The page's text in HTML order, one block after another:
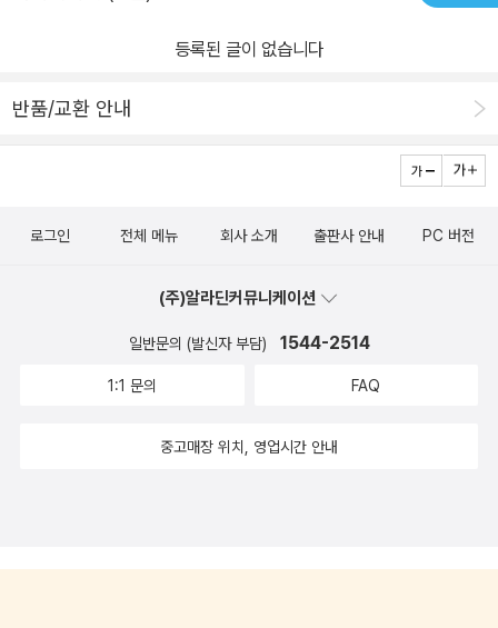
등록된 글이 없습니다
반품/교환 안내
로그인 전체 메뉴 회사 소개 출판사 안내 PC 버전
(주)알라딘커뮤니케이션
일반문의 (발신자 부담) 1544-2514
1:1 문의 FAQ
중고매장 위치, 영업시간 안내